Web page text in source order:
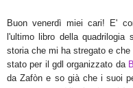
Buon venerdì miei cari! E'
l'ultimo libro della quadrilogia
storia che mi ha stregato e che
stato per il gdl organizzato da
da Zafòn e so già che i suoi